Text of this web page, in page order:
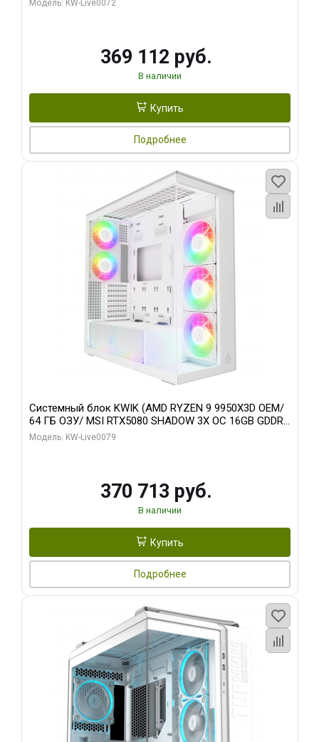
Модель: KW-Live0072
369 112 руб.
В наличии
Купить
Подробнее
Системный блок KWIK (AMD RYZEN 9 9950X3D OEM/
64 ГБ ОЗУ/ MSI RTX5080 SHADOW 3X OC 16GB GDDR7
256bit 3xDP HDMI/ 960 ГБ SSD)
Модель: KW-Live0079
370 713 руб.
В наличии
Купить
Подробнее